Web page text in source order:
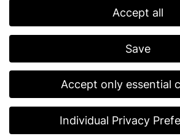
世界上垂直
提升速度最快的门
Accept all
Save
Accept only essential
Individual Privacy